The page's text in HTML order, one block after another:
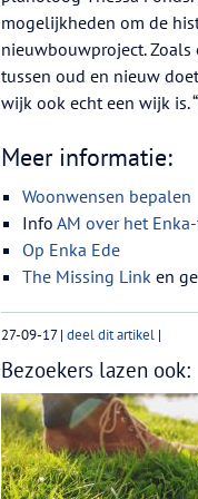
mogelijkheden om de
nieuwbouwproject.
tussen oud en nieuw
wijk ook echt een wijk is.
Meer informatie:
Woonwensen bepalen
InfoAM over het
Op Enka Ede
The Missing Link en
27-09-17| deel dit artikel |
Bezoekers lazen ook: